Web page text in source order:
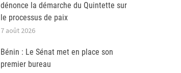
dénonce la démarche du Quintette sur
le processus de paix
7 août 2026
Bénin : Le Sénat met en place son
premier bureau